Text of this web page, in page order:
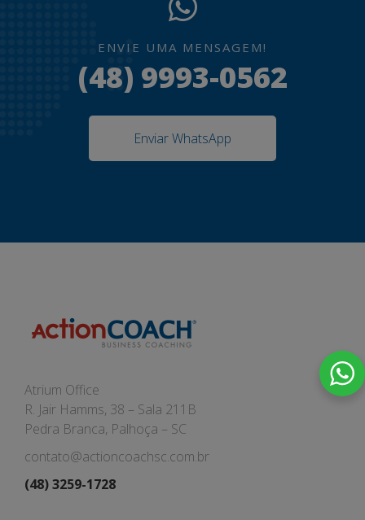
ENVIE UMA MENSAGEM!
(48) 9993-0562
Enviar WhatsApp
Atrium Office
R. Jair Hamms, 38 – Sala 211B
Pedra Branca, Palhoça – SC
contato@actioncoachsc.com.br
(48) 3259-1728